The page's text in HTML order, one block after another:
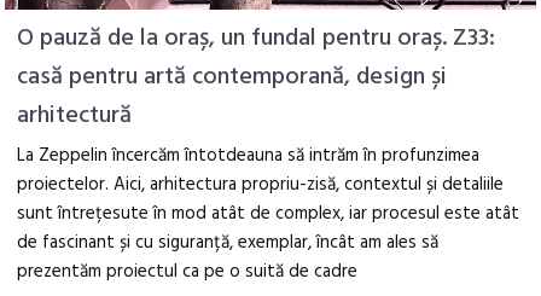
O pauză de la oraș, un fundal pentru oraș. Z33:
casă pentru artă contemporană, design și
arhitectură
La Zeppelin încercăm întotdeauna să intrăm în profunzimea
proiectelor. Aici, arhitectura propriu-zisă, contextul și detaliile
sunt întrețesute în mod atât de complex, iar procesul este atât
de fascinant și cu siguranță, exemplar, încât am ales să
prezentăm proiectul ca pe o suită de cadre